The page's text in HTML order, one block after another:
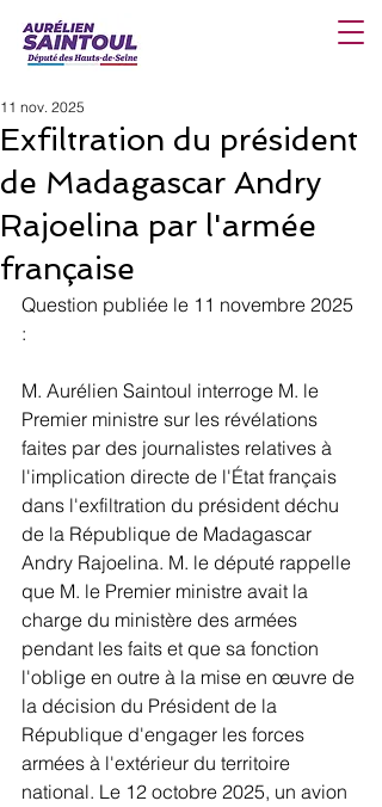
Exfiltration du président
de Madagascar Andry
Rajoelina par l'armée
française
11 nov. 2025
Question publiée le 11 novembre 2025
:
M. Aurélien Saintoul interroge M. le
Premier ministre sur les révélations
faites par des journalistes relatives à
l'implication directe de l'État français
dans l'exfiltration du président déchu
de la République de Madagascar
Andry Rajoelina. M. le député rappelle
que M. le Premier ministre avait la
charge du ministère des armées
pendant les faits et que sa fonction
l'oblige en outre à la mise en œuvre de
la décision du Président de la
République d'engager les forces
armées à l'extérieur du territoire
national. Le 12 octobre 2025, un avion